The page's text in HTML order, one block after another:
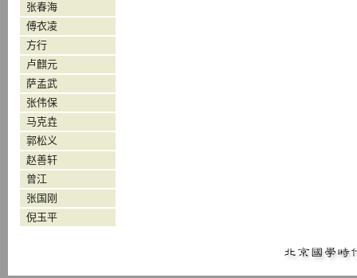
张春海
傅衣凌
方行
卢麒元
萨孟武
张伟保
马克垚
郭松义
赵善轩
曾江
张国刚
倪玉平